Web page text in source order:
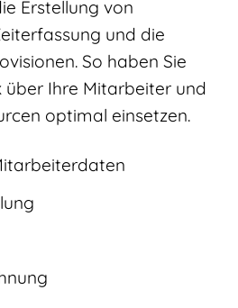
Erstellung von
und die
So haben Sie
über Ihre Mitarbeiter und
optimal einsetzen.